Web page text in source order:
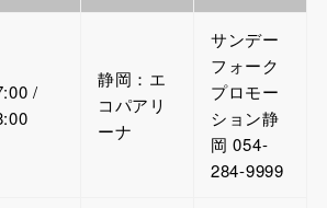
/
静岡：エ
コパアリ
ーナ
サンデー
フォーク
プロモー
ション静
岡 054-
284-9999